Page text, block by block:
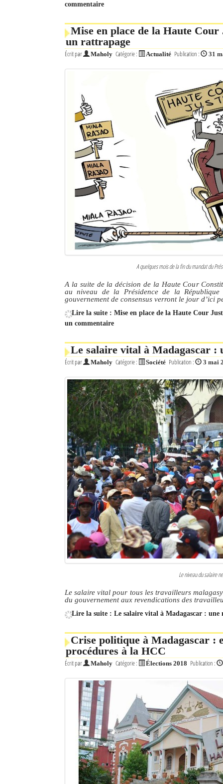
commentaire
Mise en place de la Haute
un rattrapage
Écrit par Maholy Catégorie : Actualité Publication : 31
A quelques mois de la fin du mandat du
A la suite de la décision de la Haute Cour
au niveau de la Présidence de la
gouvernement de consensus verront le jour d’ici
Lire la suite : Mise en place de la Haute Cour
un commentaire
Le salaire vital à Madagascar :
Écrit par Maholy Catégorie : Société Publication : 3 mai
Le niveau du salaire
Le salaire vital pour tous les travailleurs
du gouvernement aux revendications des
Lire la suite : Le salaire vital à Madagascar : une
Crise politique à Madagascar :
procédures à la HCC
Écrit par Maholy Catégorie : Élections 2018 Publication :